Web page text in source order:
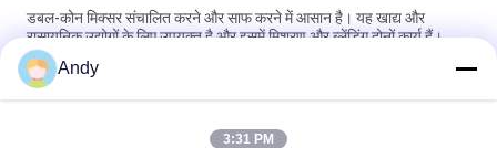
डबल-कोन मिक्सर संचालित करने और साफ करने में आसान है। यह खाद्य और
रासायनिक उद्योगों के लिए उपयुक्त है और इसमें मिश्रण और ब्लेंडिंग दोनों कार्य हैं।
पाउडर और दानेदार मिश्रण के लिए समायोज्य गति और 100-1500L क्षमता वाला
स्टेनलेस स्टील डबल कोन ब्लेंडर
Andy
3:31 PM